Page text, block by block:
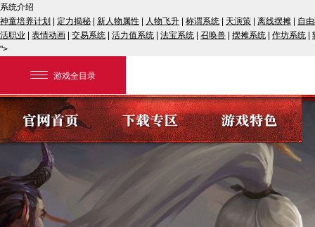
系统介绍
神童培养计划
定力揭秘 新人物属性 人物飞升 称谓系统 天演策 离线摆摊
自
活职业
表情动画 交易系统 活力值系统 法宝系统 召唤兽 摆摊系统 作坊系统
">
游戏全目录